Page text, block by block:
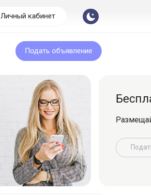
Личный кабинет
Подать объявление
Бесплатная подача
Размещайте объявление легко и
Подать объявление